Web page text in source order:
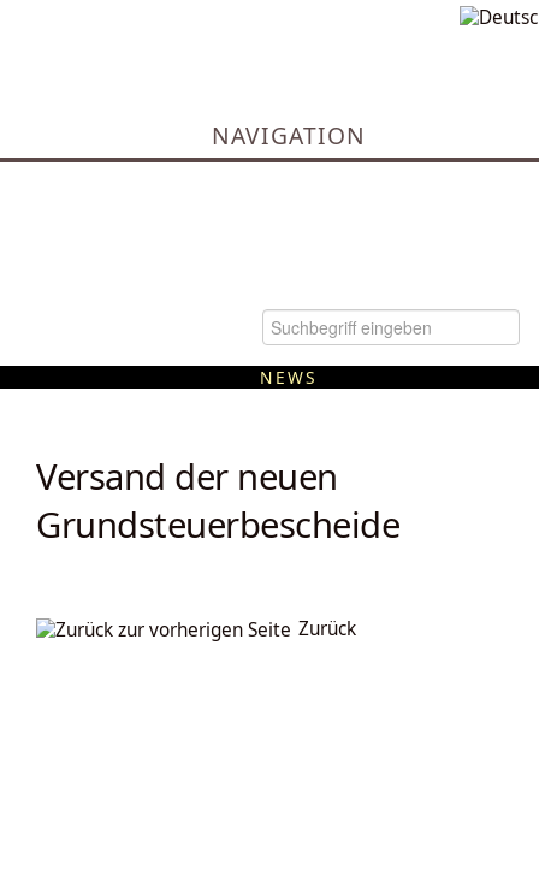
NAVIGATION
NEWS
Versand der neuen
Grundsteuerbescheide
Zurück